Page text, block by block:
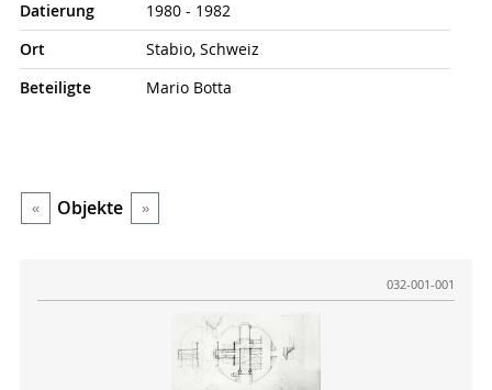
Datierung
1980 - 1982
Ort
Stabio, Schweiz
Beteiligte
Mario Botta
« Objekte »
032-001-001